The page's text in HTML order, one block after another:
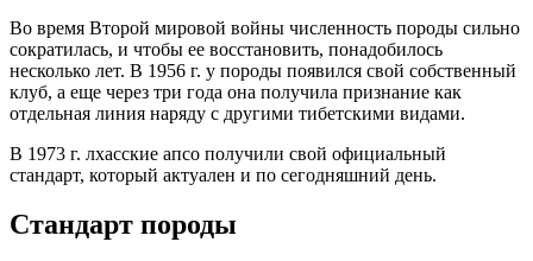
Во время Второй мировой войны численность породы сильно
сократилась, и чтобы ее восстановить, понадобилось
несколько лет. В 1956 г. у породы появился свой собственный
клуб, а еще через три года она получила признание как
отдельная линия наряду с другими тибетскими видами.
В 1973 г. лхасские апсо получили свой официальный
стандарт, который актуален и по сегодняшний день.
Стандарт породы